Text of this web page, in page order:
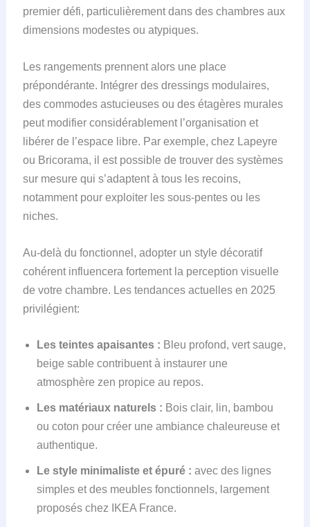
premier défi, particulièrement dans des chambres aux
dimensions modestes ou atypiques.
Les rangements prennent alors une place
prépondérante. Intégrer des dressings modulaires,
des commodes astucieuses ou des étagères murales
peut modifier considérablement l’organisation et
libérer de l’espace libre. Par exemple, chez Lapeyre
ou Bricorama, il est possible de trouver des systèmes
sur mesure qui s’adaptent à tous les recoins,
notamment pour exploiter les sous-pentes ou les
niches.
Au-delà du fonctionnel, adopter un style décoratif
cohérent influencera fortement la perception visuelle
de votre chambre. Les tendances actuelles en 2025
privilégient:
Les teintes apaisantes : Bleu profond, vert sauge,
beige sable contribuent à instaurer une
atmosphère zen propice au repos.
Les matériaux naturels : Bois clair, lin, bambou
ou coton pour créer une ambiance chaleureuse et
authentique.
Le style minimaliste et épuré : avec des lignes
simples et des meubles fonctionnels, largement
proposés chez IKEA France.